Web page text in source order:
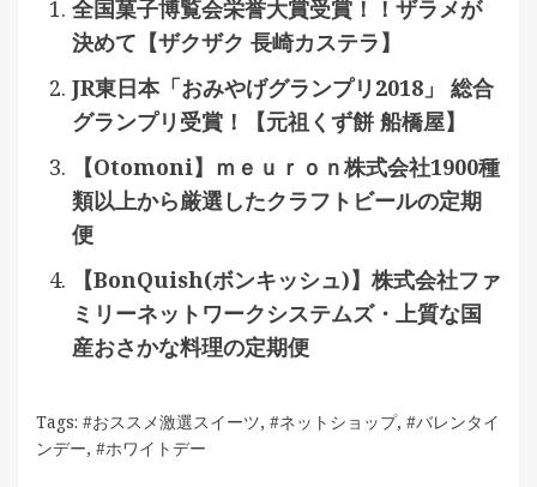
全国菓子博覧会栄誉大賞受賞！！ザラメが
決めて【ザクザク 長崎カステラ】
JR東日本「おみやげグランプリ2018」 総合
グランプリ受賞！【元祖くず餅 船橋屋】
【Otomoni】ｍｅｕｒｏｎ株式会社1900種
類以上から厳選したクラフトビールの定期
便
【BonQuish(ボンキッシュ)】株式会社ファ
ミリーネットワークシステムズ・上質な国
産おさかな料理の定期便
Tags: #おススメ激選スイーツ, #ネットショップ, #バレンタイ
ンデー, #ホワイトデー